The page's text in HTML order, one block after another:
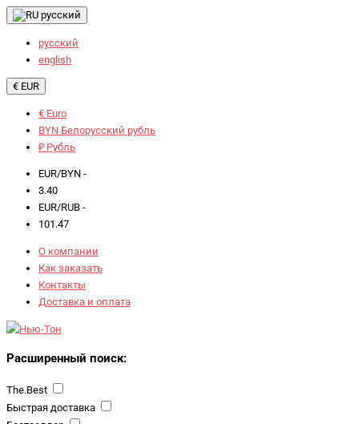
русский
русский
english
€ EUR
€ Euro
BYN Белорусский рубль
₽ Рубль
EUR/BYN -
3.40
EUR/RUB -
101.47
О компании
Как заказать
Контакты
Доставка и оплата
Расширенный поиск:
The.Best
Быстрая доставка